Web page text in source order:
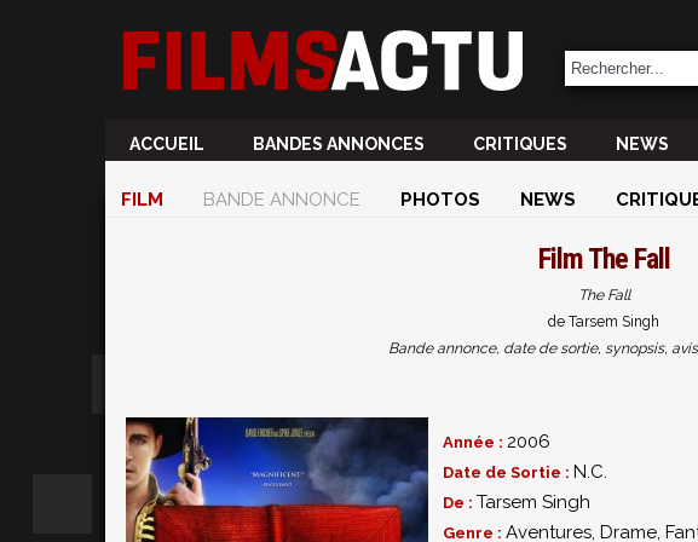
ACCUEIL BANDES ANNONCES CRITIQUES NEWS
FILM BANDE ANNONCE PHOTOS NEWS
FilmThe Fall
The Fall
de Tarsem Singh
Bande annonce, date de sortie, synopsis,
Année : 2006
Date de Sortie : N.C.
De : Tarsem Singh
Genre : Aventures, Drame,